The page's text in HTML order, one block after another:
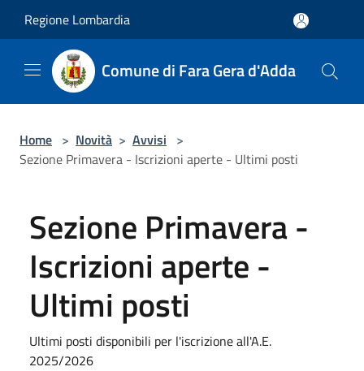
Regione Lombardia
Comune di Fara Gera d'Adda
Home > Novità > Avvisi >
Sezione Primavera - Iscrizioni aperte - Ultimi posti
Sezione Primavera -
Iscrizioni aperte -
Ultimi posti
Ultimi posti disponibili per l'iscrizione all'A.E.
2025/2026